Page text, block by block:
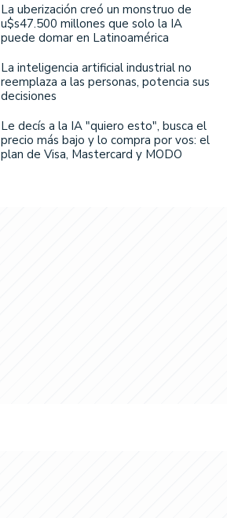
La uberización creó un monstruo de
u$s47.500 millones que solo la IA
puede domar en Latinoamérica
La inteligencia artificial industrial no
reemplaza a las personas, potencia sus
decisiones
Le decís a la IA "quiero esto", busca el
precio más bajo y lo compra por vos: el
plan de Visa, Mastercard y MODO